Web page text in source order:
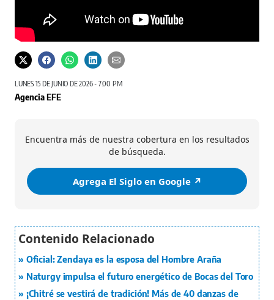
LUNES 15 DE JUNIO DE 2026 - 7:00 PM
Agencia EFE
Encuentra más de nuestra cobertura en los resultados
de búsqueda.
Agrega El Siglo en Google ↗️
Oficial: Zendaya es la esposa del Hombre Araña
Naturgy impulsa el futuro energético de Bocas del Toro
¡Chitré se vestirá de tradición! Más de 40 danzas de